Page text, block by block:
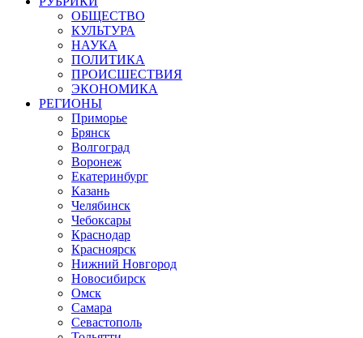
ОБЩЕСТВО
КУЛЬТУРА
НАУКА
ПОЛИТИКА
ПРОИСШЕСТВИЯ
ЭКОНОМИКА
РЕГИОНЫ
Приморье
Брянск
Волгоград
Воронеж
Екатеринбург
Казань
Челябинск
Чебоксары
Краснодар
Красноярск
Нижний Новгород
Новосибирск
Омск
Самара
Севастополь